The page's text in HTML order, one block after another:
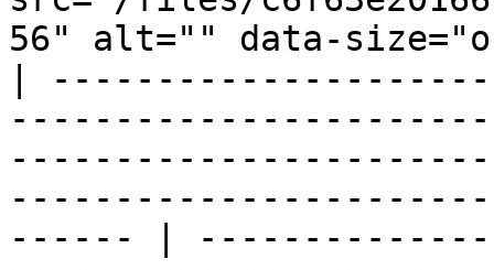
56" alt="" data-
|
------ |